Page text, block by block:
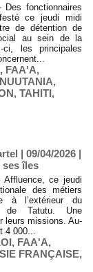
fonctionnaires
ce jeudi midi
de détention de
au sein de la
ci, les principales
, FAA'A,
NUUTANIA,
, TAHITI,
| 09/04/2026 |
ses îles
ce jeudi
des métiers
à l’extérieur du
de Tatutu. Une
leurs missions. Au-
4 000...
, FAA'A,
FRANÇAISE,